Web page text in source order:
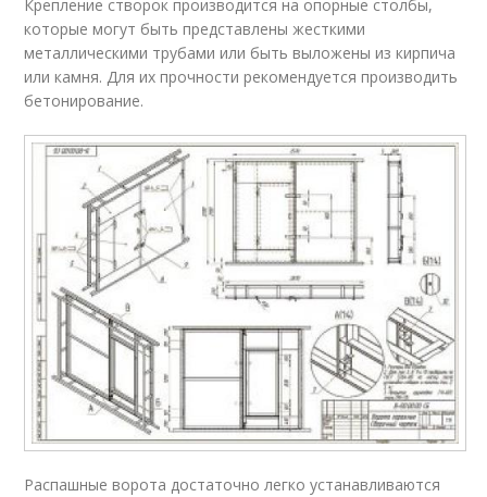
Крепление створок производится на опорные столбы,
которые могут быть представлены жесткими
металлическими трубами или быть выложены из кирпича
или камня. Для их прочности рекомендуется производить
бетонирование.
Распашные ворота достаточно легко устанавливаются